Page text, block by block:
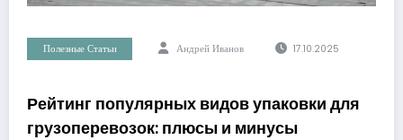
Полезные Статьи Андрей Иванов 17.10.2025
Рейтинг популярных видов упаковки для
грузоперевозок: плюсы и минусы